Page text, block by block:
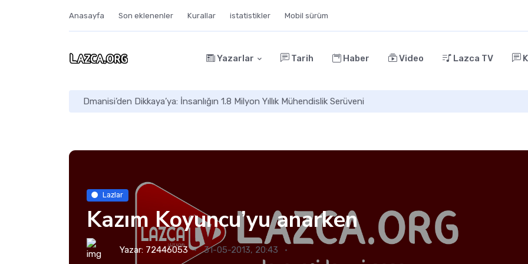
Anasayfa Son eklenenler Kurallar istatistikler Mobil sürüm
Yazarlar Tarih Haber Video Lazca TV
Dmanisi’den Dikkaya’ya: İnsanlığın 1.8 Milyon Yıllık Mühendislik Serüveni
Lazlar
Kazım Koyuncu’yu anarken
Yazar: 72446053 31-05-2013, 20:43